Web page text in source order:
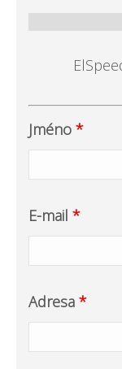
Jméno *
E-mail *
Adresa *